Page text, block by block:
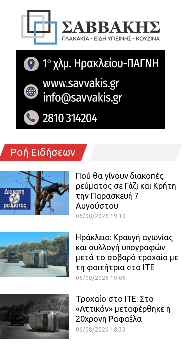
Ροή Ειδήσεων
Πού θα γίνουν διακοπές
ρεύματος σε Γάζι και Κρήτη
την Παρασκευή 7
Αυγούστου
06/08/2026 19:10
Ηράκλειο: Κραυγή αγωνίας
και συλλογή υπογραφών
μετά το σοβαρό τροχαίο με
τη φοιτήτρια στο ΙΤΕ
06/08/2026 19:06
Τροχαίο στο ΙΤΕ: Στο
«Αττικόν» μεταφέρθηκε η
20χρονη Ραφαέλα
06/08/2026 18:33